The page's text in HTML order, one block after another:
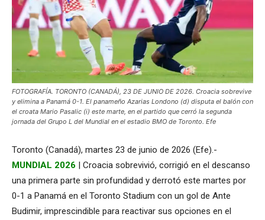
FOTOGRAFÍA. TORONTO (CANADÁ), 23 DE JUNIO DE 2026. Croacia sobrevive
y elimina a Panamá 0-1. El panameño Azarias Londono (d) disputa el balón con
el croata Mario Pasalic (i) este marte, en el partido que cerró la segunda
jornada del Grupo L del Mundial en el estadio BMO de Toronto. Efe
Toronto (Canadá), martes 23 de junio de 2026 (Efe).-
MUNDIAL 2026 | Croacia sobrevivió, corrigió en el descanso
una primera parte sin profundidad y derrotó este martes por
0-1 a Panamá en el Toronto Stadium con un gol de Ante
Budimir, imprescindible para reactivar sus opciones en el